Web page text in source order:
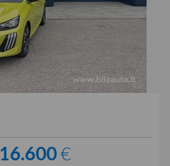
16.600€